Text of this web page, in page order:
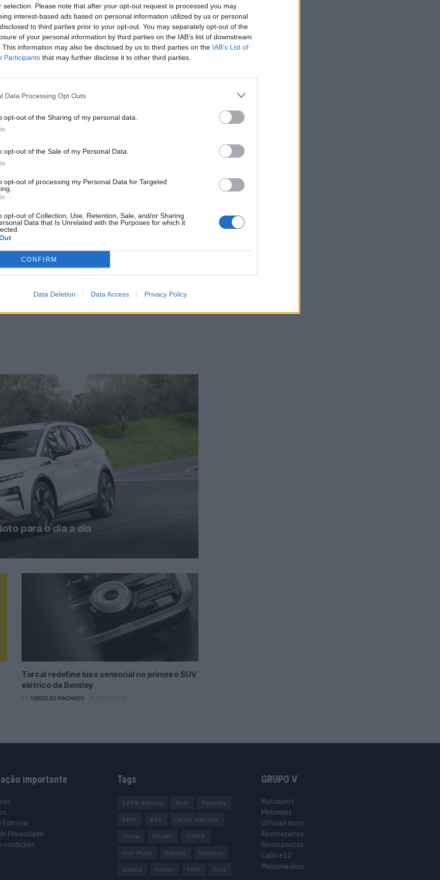
selection. Please note that after your opt-out request is processed you may
interest-based ads based on personal information utilized by us or personal
to third parties prior to your opt-out. You may separately opt-out of the
of your personal information by third parties on the IAB’s list of downstream
This information may also be disclosed by us to third parties on the IAB’s List of
Participants that may further disclose it to other third parties.
Data Processing Opt Outs
opt-out of the Sharing of my personal data.
opt-out of the Sale of my Personal Data.
opt-out of processing my Personal Data for Targeted
opt-out of Collection, Use, Retention, Sale, and/or Sharing
Data that Is Unrelated with the Purposes for which it
CONFIRM
Data Deletion Data Access Privacy Policy
SUV
elétricos com acusação
inesperada
07/08/2026
uma mudança de paradigma após a pandemia de
serviços públicos estão a alterar a forma como as
estar dos trabalhadores e promover uma maior
horário rotativo de dois turnos alternarão uma
de quatro dias, reduzindo assim 22 dias de
Os trabalhadores com um horário rotativo de três
terão uma semana de cinco dias alternada
em 31 os seus dias de trabalho anuais.
para o dia a dia
Torcal redefine luxo sensorial no primeiro SUV
elétrico da Bentley
BY VIRGILIO MACHADO
importante
Editorial
Privacidade
condições
Tags
100% elétrico Audi Baterias
BMW BYD carros elétricos
China Citröen CUPRA
Elon Musk Elétrico Elétricos
Europa Ferrari FIAT Ford
GRUPO V
Motosport
Motomais
Offroad moto
Revistacarros
Revistamotos
Calibre12
Mundonautico